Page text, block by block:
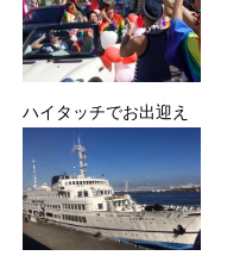
ハイタッチでお出迎え